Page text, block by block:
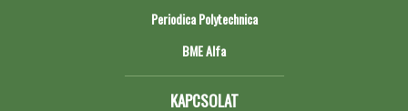
Periodica Polytechnica
BME Alfa
KAPCSOLAT